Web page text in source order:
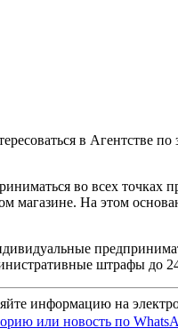
в Агентстве
во всех
На этом
штрафы до
информацию на